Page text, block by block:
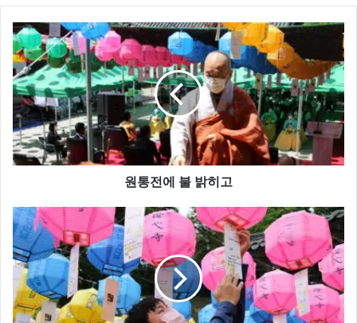
원
통
전
에
불
밝
히
고
원통전에 불 밝히고
이
웃
에
'선
한
영
향